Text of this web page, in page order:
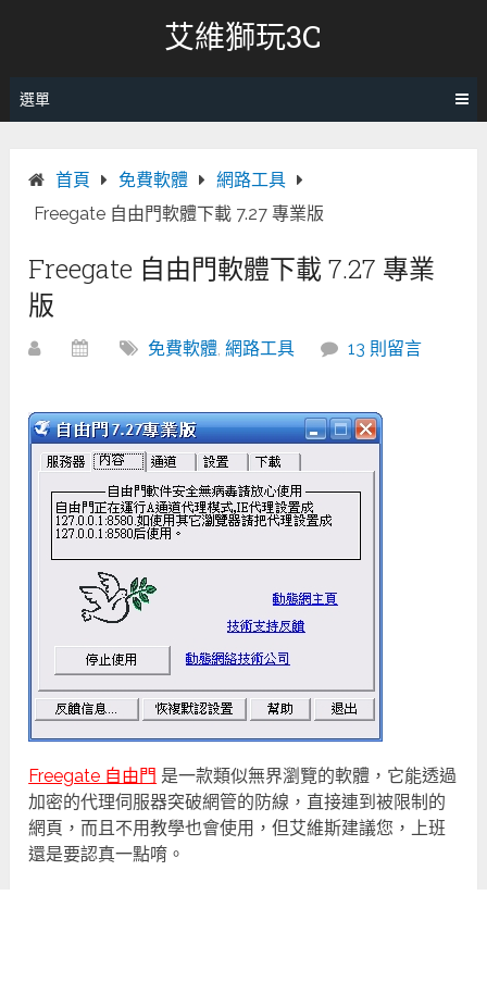
艾維獅玩3C
選單
首頁 免費軟體
網路工具
Freegate 自由門軟體下載 7.27 專業版
Freegate 自由門軟體下載 7.27 專業
版
免費軟體,網路工具 13 則留言
Freegate 自由門 是一款類似無界瀏覽的軟體，它能透過
加密的代理伺服器突破網管的防線，直接連到被限制的
網頁，而且不用教學也會使用，但艾維斯建議您，上班
還是要認真一點唷。